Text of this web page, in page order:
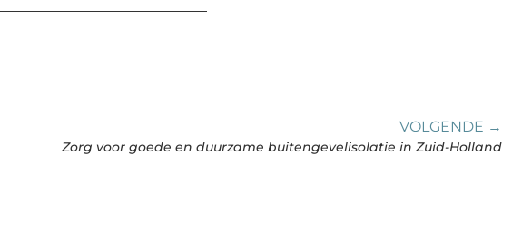
VOLGENDE →
Zorg voor goede en duurzame buitengevelisolatie in Zuid-Holland